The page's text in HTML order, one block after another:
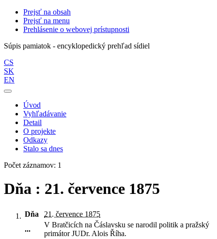
Prejsť na obsah
Prejsť na menu
Prehlásenie o webovej prístupnosti
Súpis pamiatok - encyklopedický prehľad sídiel
CS
SK
EN
Úvod
Vyhľadávanie
Detail
O projekte
Odkazy
Stalo sa dnes
Počet záznamov: 1
Dňa : 21. července 1875
Dňa
21. července 1875
...
V Bratčicích na Čáslavsku se narodil politik a pražský
primátor JUDr. Alois Říha.